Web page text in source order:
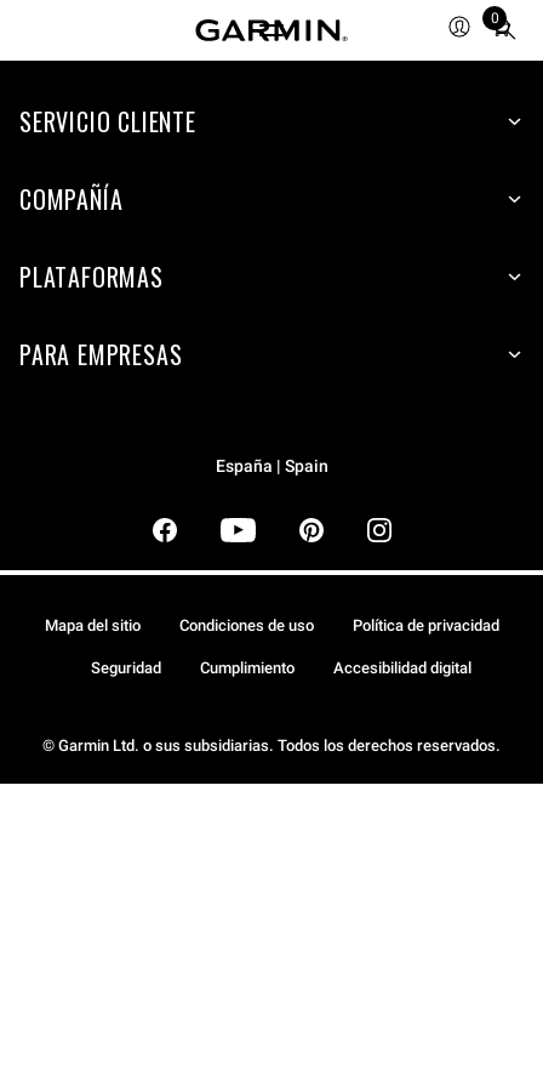
0
Total
items
cart:
SERVICIO CLIENTE
COMPAÑÍA
PLATAFORMAS
PARA EMPRESAS
España | Spain
© Garmin Ltd. o sus subsidiarias. Todos los derechos reservados.
Mapa del sitio Condiciones de uso Política de privacidad
Seguridad Cumplimiento Accesibilidad digital